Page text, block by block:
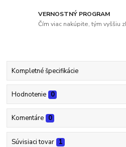
VERNOSTNÝ PROGRAM
Čím viac nakúpite, tým vyššiu
Kompletné špecifikácie
Hodnotenie 0
Komentáre 0
Súvisiaci tovar 1